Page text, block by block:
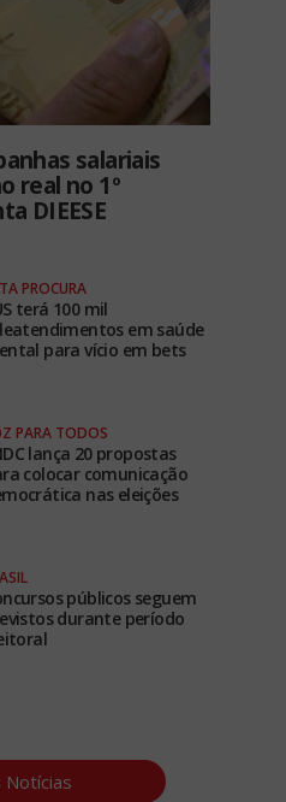
salariais
real no 1º
DIEESE
PROCURA
terá 100 mil
em saúde
para vício em bets
PARA TODOS
lança 20 propostas
colocar comunicação
nas eleições
públicos seguem
durante período
Notícias